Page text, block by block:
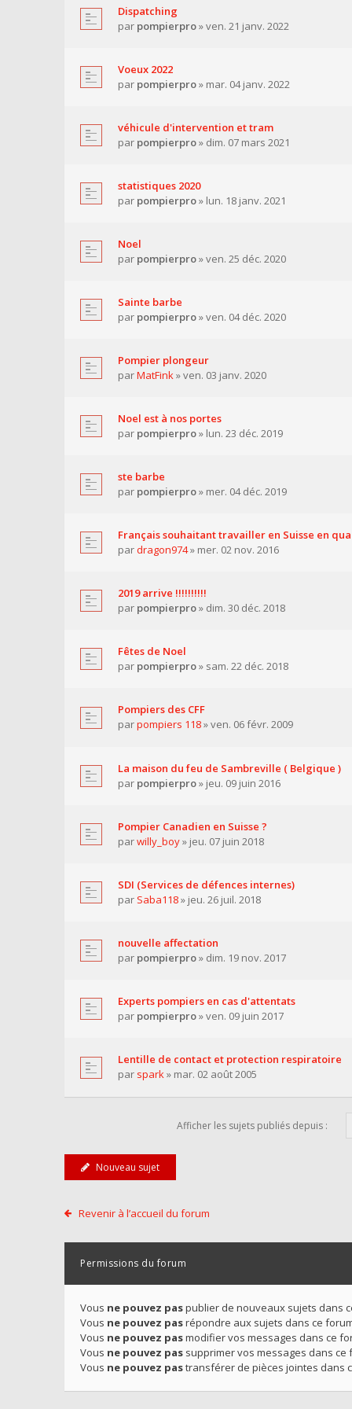
Dispatching
par pompierpro» ven. 21 janv. 2022
Voeux 2022
par pompierpro» mar. 04 janv. 2022
véhicule d'intervention et tram
par pompierpro» dim. 07 mars 2021
statistiques 2020
par pompierpro» lun. 18 janv. 2021
Noel
par pompierpro» ven. 25 déc. 2020
Sainte barbe
par pompierpro» ven. 04 déc. 2020
Pompier plongeur
parMatFink» ven. 03 janv. 2020
Noel est à nos portes
par pompierpro» lun. 23 déc. 2019
ste barbe
par pompierpro» mer. 04 déc. 2019
Français souhaitant travailler en Suisse en
pardragon974» mer. 02 nov. 2016
2019 arrive !!!!!!!!!!
par pompierpro» dim. 30 déc. 2018
Fêtes de Noel
par pompierpro» sam. 22 déc. 2018
Pompiers des CFF
parpompiers 118» ven. 06 févr. 2009
La maison du feu de Sambreville ( Belgique )
par pompierpro» jeu. 09 juin 2016
Pompier Canadien en Suisse ?
parwilly_boy» jeu. 07 juin 2018
SDI (Services de défences internes)
par Saba118» jeu. 26 juil. 2018
nouvelle affectation
par pompierpro» dim. 19 nov. 2017
Experts pompiers en cas d'attentats
par pompierpro» ven. 09 juin 2017
Lentille de contact et protection respiratoire
par spark» mar. 02 août 2005
Afficher les sujets publiés depuis :
Nouveau sujet
Revenir à l’accueil du forum
Permissions du forum
Vous ne pouvez paspublier de nouveaux sujets dans
Vous ne pouvez pasrépondre aux sujets dans ce
Vous ne pouvez pasmodifier vos messages dans ce
Vous ne pouvez pas supprimer vos messages dans ce
Vous ne pouvez pastransférer de pièces jointes dans